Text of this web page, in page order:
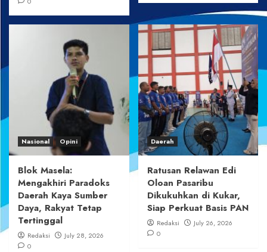
Nasional Opini
Blok Masela:
Mengakhiri Paradoks
Daerah Kaya Sumber
Daya, Rakyat Tetap
Tertinggal
Redaksi
July 28, 2026
0
Daerah
Ratusan Relawan Edi
Oloan Pasaribu
Dikukuhkan di Kukar,
Siap Perkuat Basis PAN
Redaksi
July 26, 2026
0